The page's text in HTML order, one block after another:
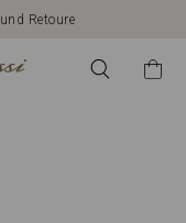
Retoure